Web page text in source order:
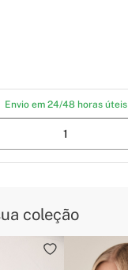
Envio em 24/48 horas úteis
coleção